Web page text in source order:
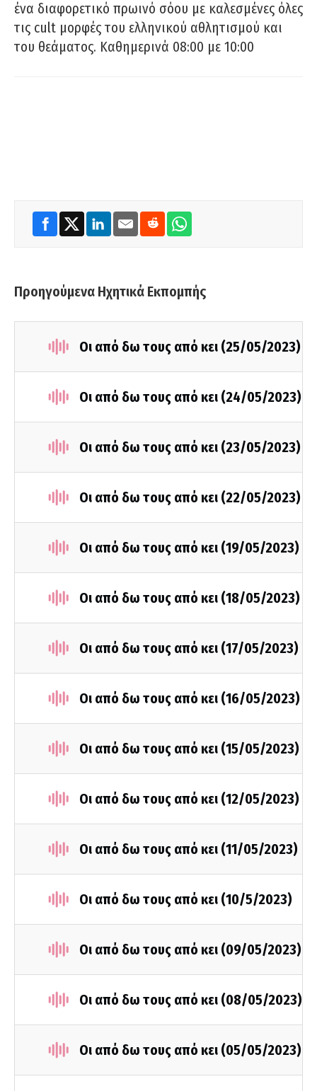
ένα διαφορετικό πρωινό σόου με καλεσμένες όλες
τις cult μορφές του ελληνικού αθλητισμού και
του θεάματος. Καθημερινά 08:00 με 10:00
Προηγούμενα Ηχητικά Εκπομπής
Οι από δω τους από κει (25/05/2023)
Οι από δω τους από κει (24/05/2023)
Οι από δω τους από κει (23/05/2023)
Οι από δω τους από κει (22/05/2023)
Οι από δω τους από κει (19/05/2023)
Οι από δω τους από κει (18/05/2023)
Οι από δω τους από κει (17/05/2023)
Οι από δω τους από κει (16/05/2023)
Οι από δω τους από κει (15/05/2023)
Οι από δω τους από κει (12/05/2023)
Οι από δω τους από κει (11/05/2023)
Οι από δω τους από κει (10/5/2023)
Οι από δω τους από κει (09/05/2023)
Οι από δω τους από κει (08/05/2023)
Οι από δω τους από κει (05/05/2023)